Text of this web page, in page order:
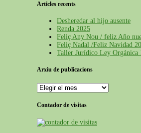
Articles recents
Desheredar al hijo ausente
Renda 2025
Feliç Any Nou / feliz Año
Feliç Nadal /Feliz Navidad
Taller Jurídico Ley Orgánica
Arxiu de publicacions
Contador de visitas